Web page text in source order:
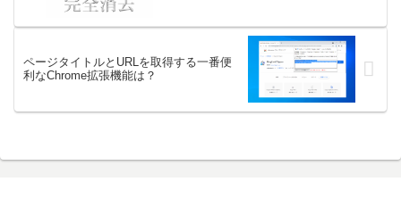
ページタイトルとURLを取得する一番便
利なChrome拡張機能は？